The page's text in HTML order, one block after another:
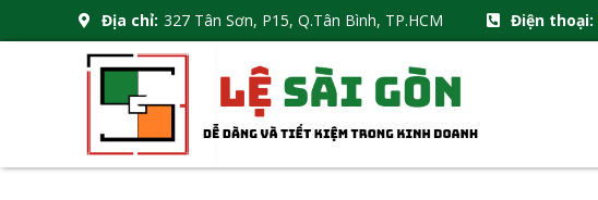
Địa chỉ: 327 Tân Sơn, P15, Q.Tân Bình, TP.HCM Điện thoại: